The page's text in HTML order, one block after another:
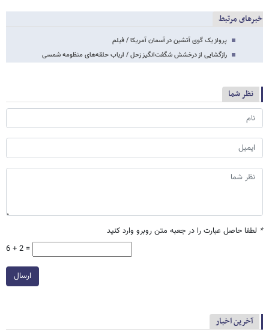
خبرهای مرتبط
پرواز یک گوی آتشین در آسمان آمریکا / فیلم
رازگشایی از درخشش شگفت‌انگیز زحل / ارباب حلقه‌های منظومه شمسی
نظر شما
* لطفا حاصل عبارت را در جعبه متن روبرو وارد کنید
6 + 2 =
ارسال
آخرین اخبار